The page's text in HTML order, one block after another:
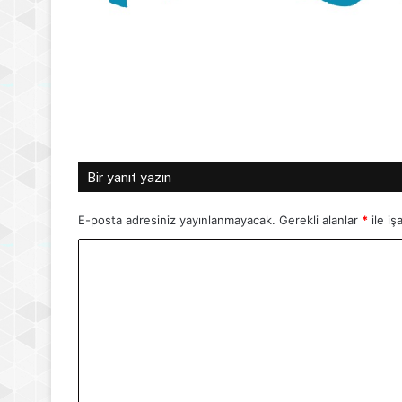
Bir yanıt yazın
E-posta adresiniz yayınlanmayacak. Gerekli alanlar * ile